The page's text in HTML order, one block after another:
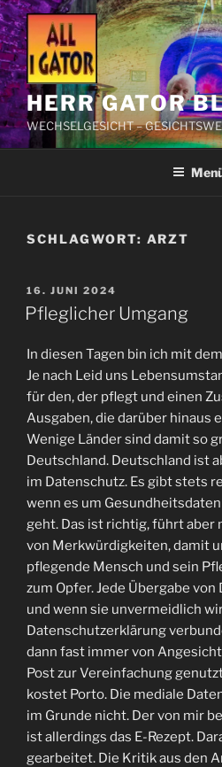
Zum
Inhalt
springen
HERR GATOR
WECHSELGESICHT –
SCHLAGWORT: ARZT
VERÖFFENTLICHT
AM
16. JUNI 2024
Pfleglicher Umgang
In diesen Tagen bin ich mit
Je nach Leid uns
für den, der pflegt und einen
Ausgaben, die darüber hinaus
Wenige Länder sind damit so
Deutschland. Deutschland ist
im Datenschutz. Es gibt stets
wenn es um
geht. Das ist richtig, führt aber
von Merkwürdigkeiten, damit
pflegende Mensch und sein
zum Opfer. Jede Übergabe
und wenn sie unvermeidlich
Datenschutzerklärung
dann fast immer von
Post zur Vereinfachung
kostet Porto. Die mediale
im Grunde nicht. Der von mir
ist allerdings das E-Rezept.
gearbeitet. Die Kritik aus den